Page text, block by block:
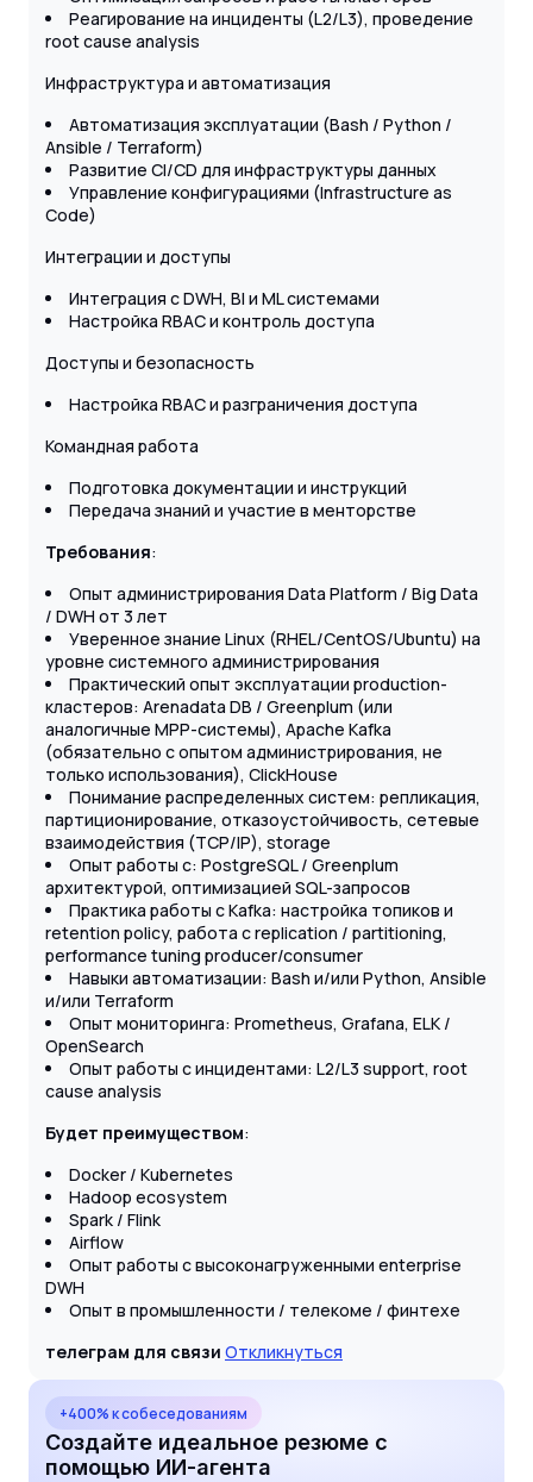
Реагирование на инциденты (L2/L3), проведение
root cause analysis
Инфраструктура и автоматизация
Автоматизация эксплуатации (Bash / Python /
Ansible / Terraform)
Развитие CI/CD для инфраструктуры данных
Управление конфигурациями (Infrastructure as
Code)
Интеграции и доступы
Интеграция с DWH, BI и ML системами
Настройка RBAC и контроль доступа
Доступы и безопасность
Настройка RBAC и разграничения доступа
Командная работа
Подготовка документации и инструкций
Передача знаний и участие в менторстве
Требования:
Опыт администрирования Data Platform / Big Data
/ DWH от 3 лет
Уверенное знание Linux (RHEL/CentOS/Ubuntu) на
уровне системного администрирования
Практический опыт эксплуатации production-
кластеров: Arenadata DB / Greenplum (или
аналогичные MPP-системы), Apache Kafka
(обязательно с опытом администрирования, не
только использования), ClickHouse
Понимание распределенных систем: репликация,
партиционирование, отказоустойчивость, сетевые
взаимодействия (TCP/IP), storage
Опыт работы с: PostgreSQL / Greenplum
архитектурой, оптимизацией SQL-запросов
Практика работы с Kafka: настройка топиков и
retention policy, работа с replication / partitioning,
performance tuning producer/consumer
Навыки автоматизации: Bash и/или Python, Ansible
и/или Terraform
Опыт мониторинга: Prometheus, Grafana, ELK /
OpenSearch
Опыт работы с инцидентами: L2/L3 support, root
cause analysis
Будет преимуществом:
Docker / Kubernetes
Hadoop ecosystem
Spark / Flink
Airflow
Опыт работы с высоконагруженными enterprise
DWH
Опыт в промышленности / телекоме / финтехе
телеграм для связи Откликнуться
+400% к собеседованиям
Создайте идеальное резюме с
помощью ИИ-агента